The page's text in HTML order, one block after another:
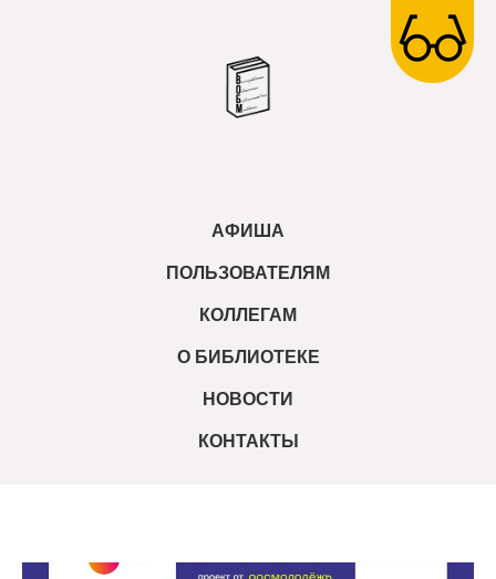
АФИША
ПОЛЬЗОВАТЕЛЯМ
КОЛЛЕГАМ
О БИБЛИОТЕКЕ
НОВОСТИ
КОНТАКТЫ